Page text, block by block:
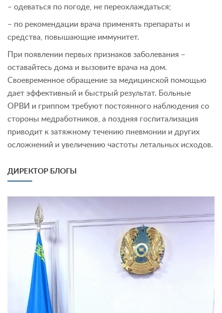
– одеваться по погоде, не переохлаждаться;
– по рекомендации врача применять препараты и
средства, повышающие иммунитет.
При появлении первых признаков заболевания –
оставайтесь дома и вызовите врача на дом.
Своевременное обращение за медицинской помощью
дает эффективный и быстрый результат. Больные
ОРВИ и гриппом требуют постоянного наблюдения со
стороны медработников, а поздняя госпитализация
приводит к затяжному течению пневмонии и других
осложнений и увеличению частоты летальных исходов.
ДИРЕКТОР БЛОГЫ